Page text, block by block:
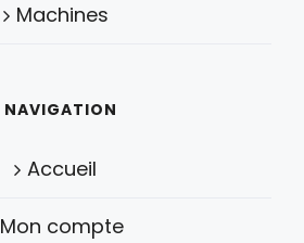
Machines
NAVIGATION
Accueil
Mon compte